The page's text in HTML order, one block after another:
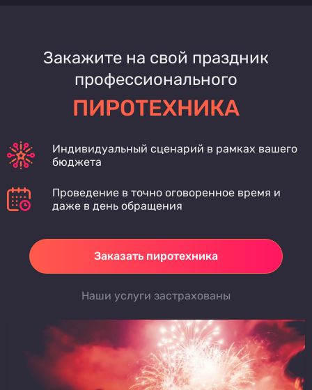
Закажите на свой праздник
профессионального
ПИРОТЕХНИКА
Индивидуальный сценарий в рамках вашего
бюджета
Проведение в точно оговоренное время и
даже в день обращения
Заказать пиротехника
Наши услуги застрахованы